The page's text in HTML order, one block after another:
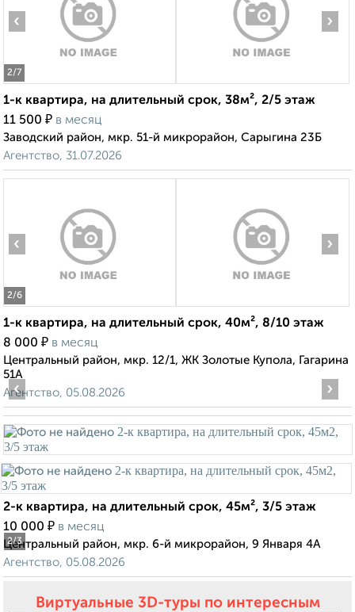
2/7
‹ ›
1-к квартира, на длительный срок, 38м², 2/5 этаж
11 500 ₽ в месяц
Заводский район, мкр. 51-й микрорайон, Сарыгина 23Б
Агентство, 31.07.2026
2/6
‹ ›
1-к квартира, на длительный срок, 40м², 8/10 этаж
8 000 ₽ в месяц
Центральный район, мкр. 12/1, ЖК Золотые Купола, Гагарина
51А
Агентство, 05.08.2026
2/3
‹ ›
2-к квартира, на длительный срок, 45м², 3/5 этаж
10 000 ₽ в месяц
Центральный район, мкр. 6-й микрорайон, 9 Января 4А
Агентство, 05.08.2026
Виртуальные 3D-туры по интересным